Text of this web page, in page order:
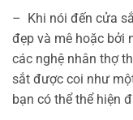
–
Khi nói đến cửa
đẹp và mê hoặc bởi
các nghệ nhân thợ
sắt được coi như
bạn có thể thể hiện